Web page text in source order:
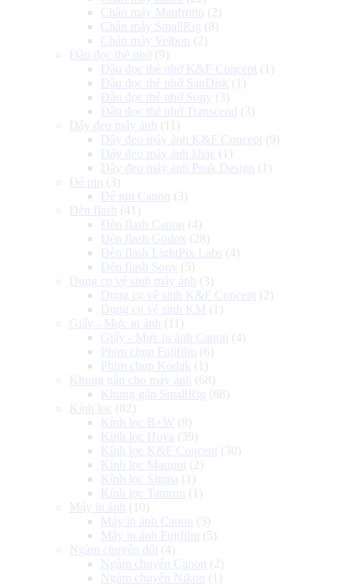
Chân máy Manfrotto (2)
Chân máy SmallRig (8)
Chân máy Velbon
(2)
Đầu đọc thẻ nhớ (9)
Đầu đọc thẻ nhớ K&F Concept (1)
Đầu đọc thẻ nhớ SanDisk (1)
Đầu đọc thẻ nhớ Sony (3)
Đầu đọc thẻ nhớ Transcend
(3)
Dây đeo máy ảnh
(11)
Dây đeo máy ảnh K&F Concept (9)
Dây đeo máy ảnh khác (1)
Dây đeo máy ảnh Peak Design
(1)
Đế pin
(3)
Đế pin Canon
(3)
Đèn flash
(41)
Đèn flash Canon
(4)
Đèn flash Godox (28)
Đèn flash LightPix Labs (4)
Đèn flash Sony (5)
Dụng cụ vệ sinh máy ảnh
(3)
Dụng cụ vệ sinh K&F Concept (2)
Dụng cụ vệ sinh KM (1)
Giấy - Mực in ảnh
(11)
Giấy - Mực in ảnh Canon
(4)
Phim chụp Fujifilm (6)
Phim chụp Kodak (1)
Khung gắn cho máy ảnh
(68)
Khung gắn SmallRig (68)
Kính lọc (82)
Kính lọc B+W (8)
Kính lọc Hoya (39)
Kính lọc K&F Concept (30)
Kính lọc Marumi (2)
Kính lọc Sigma (1)
Kính lọc Tamron
(1)
Máy in ảnh
(10)
Máy in ảnh Canon
(5)
Máy in ảnh Fujifilm (5)
Ngàm chuyển đổi (4)
Ngàm chuyển Canon
(2)
Ngàm chuyển Nikon
(1)